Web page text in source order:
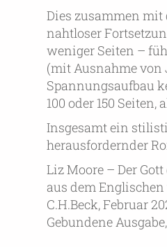
Dies zusammen
nahtloser
weniger Seiten –
(mit Ausnahme
Spannungsaufbau
100 oder 150
Insgesamt ein
herausfordernder
Liz Moore – Der
aus dem
C.H.Beck, Februar
Gebundene